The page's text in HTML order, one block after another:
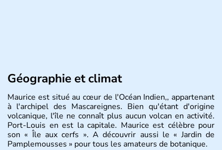
Géographie et climat
Maurice est situé au cœur de l'Océan Indien,, appartenant
à l'archipel des Mascareignes. Bien qu'étant d'origine
volcanique, l'île ne connaît plus aucun volcan en activité.
Port-Louis en est la capitale. Maurice est célèbre pour
son « Île aux cerfs ». A découvrir aussi le « Jardin de
Pamplemousses » pour tous les amateurs de botanique.